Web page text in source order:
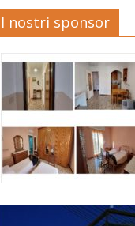
I nostri sponsor